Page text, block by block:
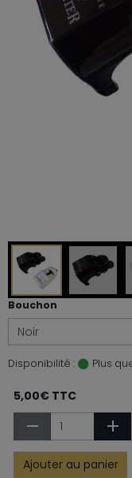
Bouchon
Disponibilité : Plus
5,00€ TTC
Ajouter au panier